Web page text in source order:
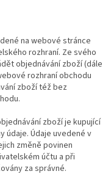
na webové stránce
rozhraní. Ze svého
objednávání zboží (dále
rozhraní obchodu
zboží též bez
zboží je kupující
údaje. Údaje uvedené v
změně povinen
účtu a při
za správné.